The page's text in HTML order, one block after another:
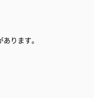
ります。